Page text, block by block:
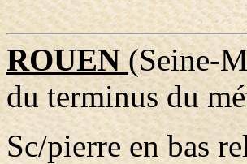
ROUEN(Seine-
du terminus du
Sc/pierre en bas